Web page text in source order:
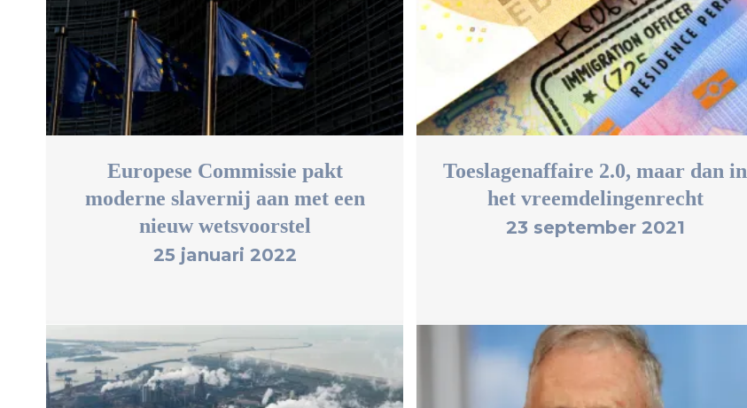
Europese Commissie pakt
moderne slavernij aan met een
nieuw wetsvoorstel
25 januari 2022
Toeslagenaffaire 2.0, maar dan in
het vreemdelingenrecht
23 september 2021